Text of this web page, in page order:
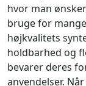
hvor man
bruge for
højkvalitets
holdbarhed og
bevarer deres
anvendelser.